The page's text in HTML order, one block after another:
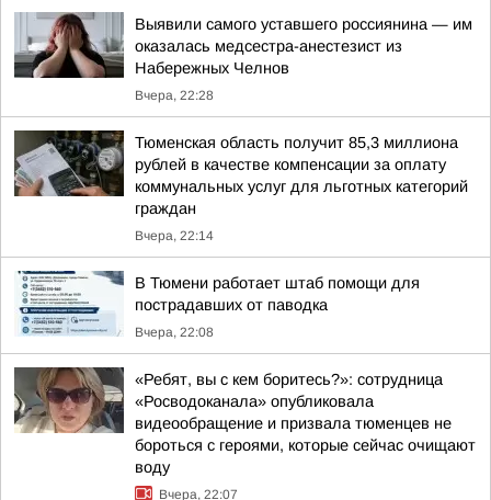
Выявили самого уставшего россиянина — им
оказалась медсестра-анестезист из
Набережных Челнов
Вчера, 22:28
Тюменская область получит 85,3 миллиона
рублей в качестве компенсации за оплату
коммунальных услуг для льготных категорий
граждан
Вчера, 22:14
В Тюмени работает штаб помощи для
пострадавших от паводка
Вчера, 22:08
«Ребят, вы с кем боритесь?»: сотрудница
«Росводоканала» опубликовала
видеообращение и призвала тюменцев не
бороться с героями, которые сейчас очищают
воду
Вчера, 22:07